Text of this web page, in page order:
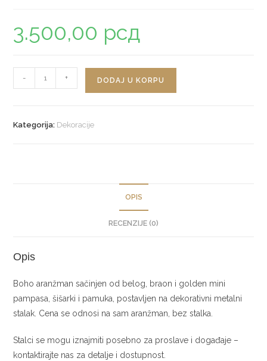
3.500,00 рсд
aranžman
- + DODAJ U KORPU
Kategorija: Dekoracije
OPIS
RECENZIJE (0)
Opis
Boho aranžman sačinjen od belog, braon i golden mini
pampasa, šišarki i pamuka, postavljen na dekorativni metalni
stalak. Cena se odnosi na sam aranžman, bez stalka.
Stalci se mogu iznajmiti posebno za proslave i događaje –
kontaktirajte nas za detalje i dostupnost.